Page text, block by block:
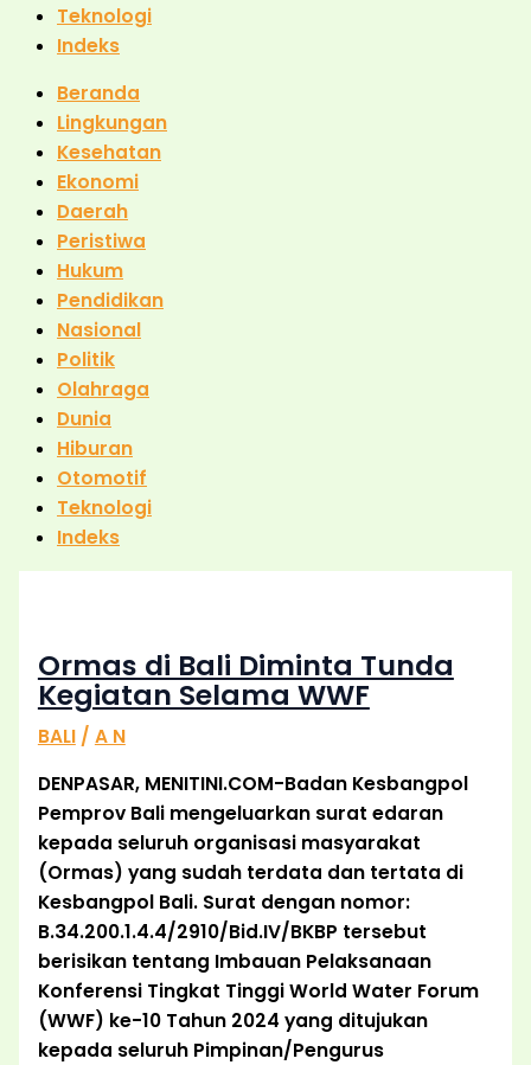
Teknologi
Indeks
Beranda
Lingkungan
Kesehatan
Ekonomi
Daerah
Peristiwa
Hukum
Pendidikan
Nasional
Politik
Olahraga
Dunia
Hiburan
Otomotif
Teknologi
Indeks
Ormas di Bali Diminta Tunda
Kegiatan Selama WWF
BALI/ A N
DENPASAR, MENITINI.COM-Badan Kesbangpol
Pemprov Bali mengeluarkan surat edaran
kepada seluruh organisasi masyarakat
(Ormas) yang sudah terdata dan tertata di
Kesbangpol Bali. Surat dengan nomor:
B.34.200.1.4.4/2910/Bid.IV/BKBP tersebut
berisikan tentang Imbauan Pelaksanaan
Konferensi Tingkat Tinggi World Water Forum
(WWF) ke-10 Tahun 2024 yang ditujukan
kepada seluruh Pimpinan/Pengurus